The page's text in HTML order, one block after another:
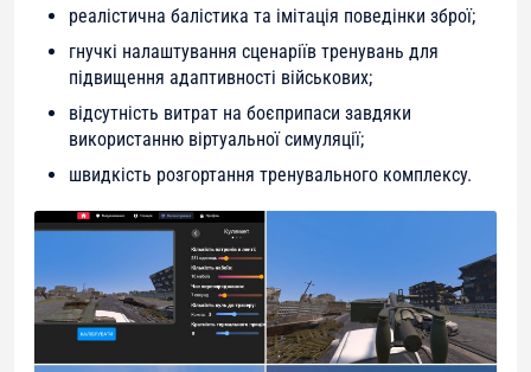
реалістична балістика та імітація поведінки зброї;
гнучкі налаштування сценаріїв тренувань для
підвищення адаптивності військових;
відсутність витрат на боєприпаси завдяки
використанню віртуальної симуляції;
швидкість розгортання тренувального комплексу.